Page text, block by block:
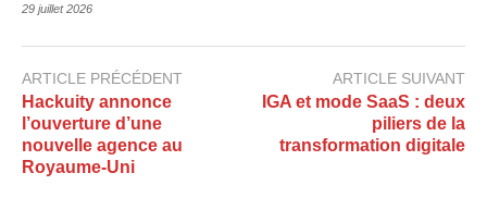
29 juillet 2026
ARTICLE PRÉCÉDENT
Hackuity annonce
l’ouverture d’une
nouvelle agence au
Royaume-Uni
ARTICLE SUIVANT
IGA et mode SaaS : deux
piliers de la
transformation digitale